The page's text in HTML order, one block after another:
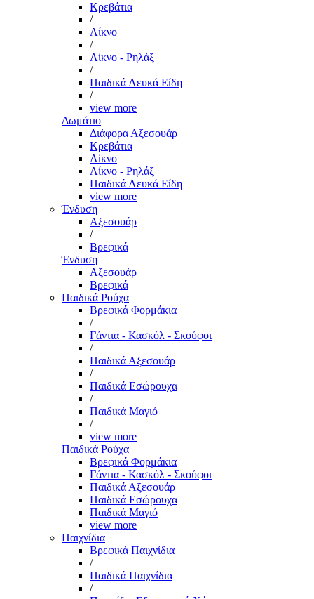
Κρεβάτια
/
Λίκνο
/
Λίκνο - Ρηλάξ
/
Παιδικά Λευκά Είδη
/
view more
Δωμάτιο
Διάφορα Αξεσουάρ
Κρεβάτια
Λίκνο
Λίκνο - Ρηλάξ
Παιδικά Λευκά Είδη
view more
Ένδυση
Αξεσουάρ
/
Βρεφικά
Ένδυση
Αξεσουάρ
Βρεφικά
Παιδικά Ρούχα
Βρεφικά Φορμάκια
/
Γάντια - Κασκόλ - Σκούφοι
/
Παιδικά Αξεσουάρ
/
Παιδικά Εσώρουχα
/
Παιδικά Μαγιό
/
view more
Παιδικά Ρούχα
Βρεφικά Φορμάκια
Γάντια - Κασκόλ - Σκούφοι
Παιδικά Αξεσουάρ
Παιδικά Εσώρουχα
Παιδικά Μαγιό
view more
Παιχνίδια
Βρεφικά Παιχνίδια
/
Παιδικά Παιχνίδια
/